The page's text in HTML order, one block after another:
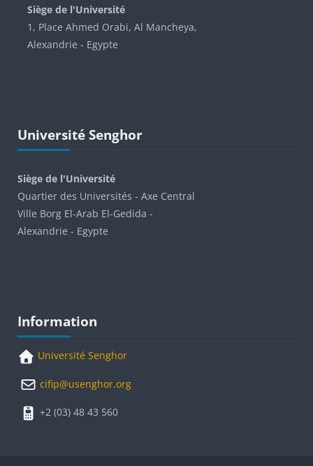
Siège de l'Université
1, Place Ahmed Orabi, Al Mancheya,
Alexandrie - Egypte
Université Senghor
Siège de l'Université
Quartier des Universités - Axe Central
Ville Borg El-Arab El-Gedida -
Alexandrie - Egypte
Blocs
Information
Université Senghor
cifip@usenghor.org
+2 (03) 48 43 560